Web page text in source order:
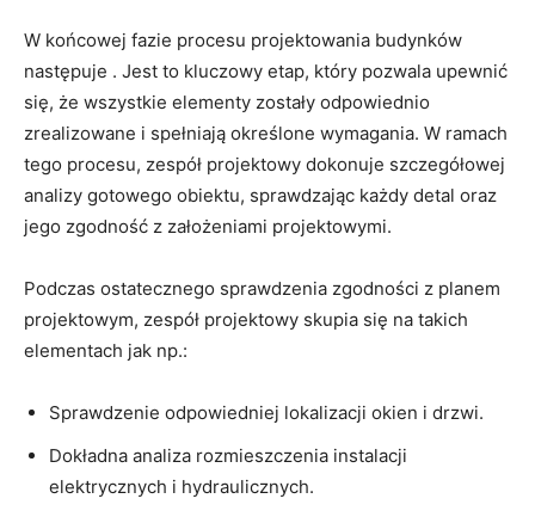
W końcowej fazie ​procesu projektowania budynków
następuje . Jest to kluczowy ‍etap, który pozwala upewnić
się, że wszystkie elementy zostały odpowiednio
zrealizowane ‍i spełniają określone wymagania. W ramach
tego procesu, zespół projektowy ‌dokonuje szczegółowej
analizy gotowego obiektu, sprawdzając każdy ‌detal oraz
jego zgodność z założeniami projektowymi.
Podczas ostatecznego sprawdzenia zgodności ⁣z planem‌
projektowym, zespół projektowy skupia⁤ się ‌na takich
elementach jak np.:‌
Sprawdzenie odpowiedniej lokalizacji okien i drzwi.
Dokładna analiza rozmieszczenia instalacji
elektrycznych i hydraulicznych.